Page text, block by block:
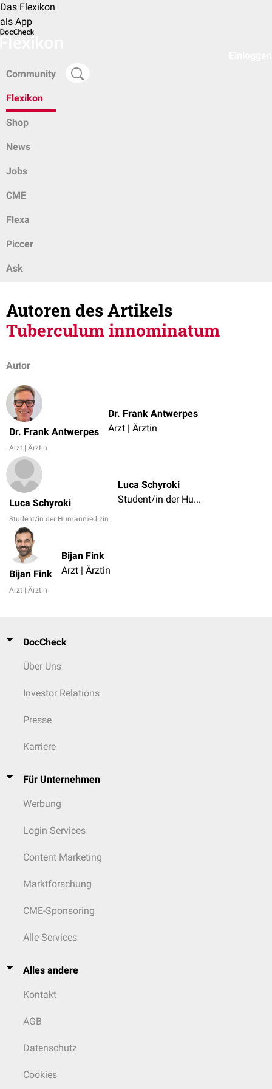
Das Flexikon
als App
Community
Flexikon
Shop
News
Jobs
CME
Flexa
Piccer
Ask
Autoren des Artikels
Tuberculum innominatum
Autor
Dr. Frank Antwerpes
Arzt | Ärztin
Dr. Frank Antwerpes
Arzt | Ärztin
Luca Schyroki
Student/in der Humanmedizin
Luca Schyroki
Student/in der Humanmedizin
Bijan Fink
Arzt | Ärztin
Bijan Fink
Arzt | Ärztin
DocCheck
Über Uns
Investor Relations
Presse
Karriere
Für Unternehmen
Werbung
Login Services
Content Marketing
Marktforschung
CME-Sponsoring
Alle Services
Alles andere
Kontakt
AGB
Datenschutz
Cookies